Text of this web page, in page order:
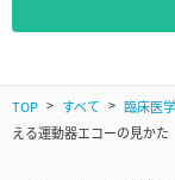
TOP すべて 臨床医
える運動器エコーの見か